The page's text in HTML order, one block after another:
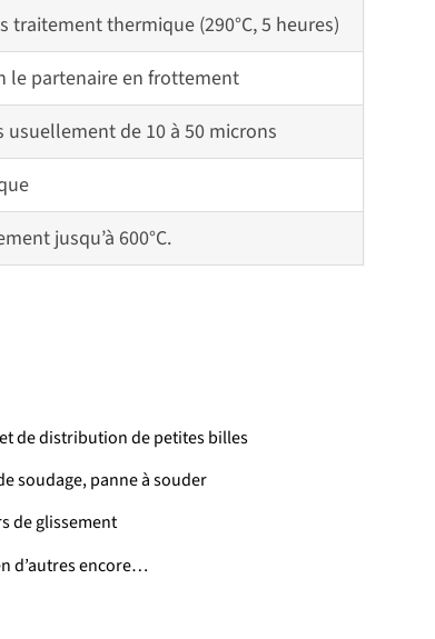
traitement thermique (290°C, 5 heures)
le partenaire en frottement
usuellement de 10 à 50 microns
jusqu’à 600°C.
de distribution de petites billes
soudage, panne à souder
de glissement
d’autres encore…